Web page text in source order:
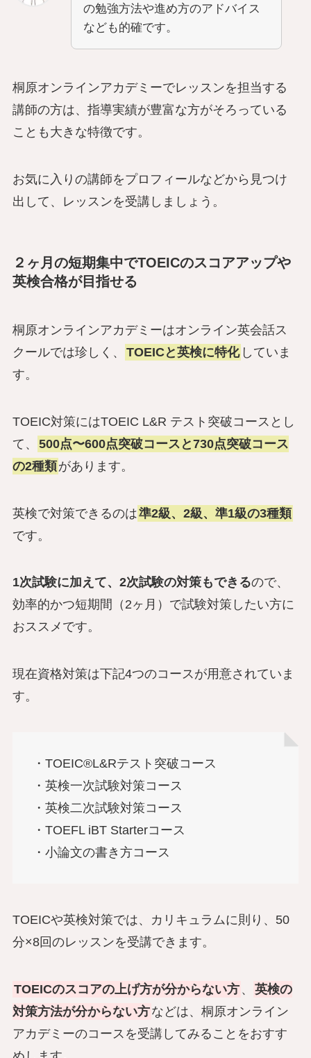
の勉強方法や進め方のアドバイス
なども的確です。
桐原オンラインアカデミーでレッスンを担当する
講師の方は、指導実績が豊富な方がそろっている
ことも大きな特徴です。
お気に入りの講師をプロフィールなどから見つけ
出して、レッスンを受講しましょう。
２ヶ月の短期集中でTOEICのスコアアップや
英検合格が目指せる
桐原オンラインアカデミーはオンライン英会話ス
クールでは珍しく、
TOEICと英検に特化 していま
す。
TOEIC対策にはTOEIC L&R テスト突破コースとし
て、
500点〜600点突破コースと730点突破コース
の2種類があります。
英検で対策できるのは準2級、2級、準1級の3種類
です。
1次試験に加えて、2次試験の対策もできるので、
効率的かつ短期間（2ヶ月）で試験対策したい方に
おススメです。
現在資格対策は下記4つのコースが用意されていま
す。
・TOEIC®L&Rテスト突破コース
・英検一次試験対策コース
・英検二次試験対策コース
・TOEFL iBT Starterコース
・小論文の書き方コース
TOEICや英検対策では、カリキュラムに則り、50
分×8回のレッスンを受講できます。
TOEICのスコアの上げ方が分からない方 、
英検の
対策方法が分からない方などは、桐原オンライン
アカデミーのコースを受講してみることをおすす